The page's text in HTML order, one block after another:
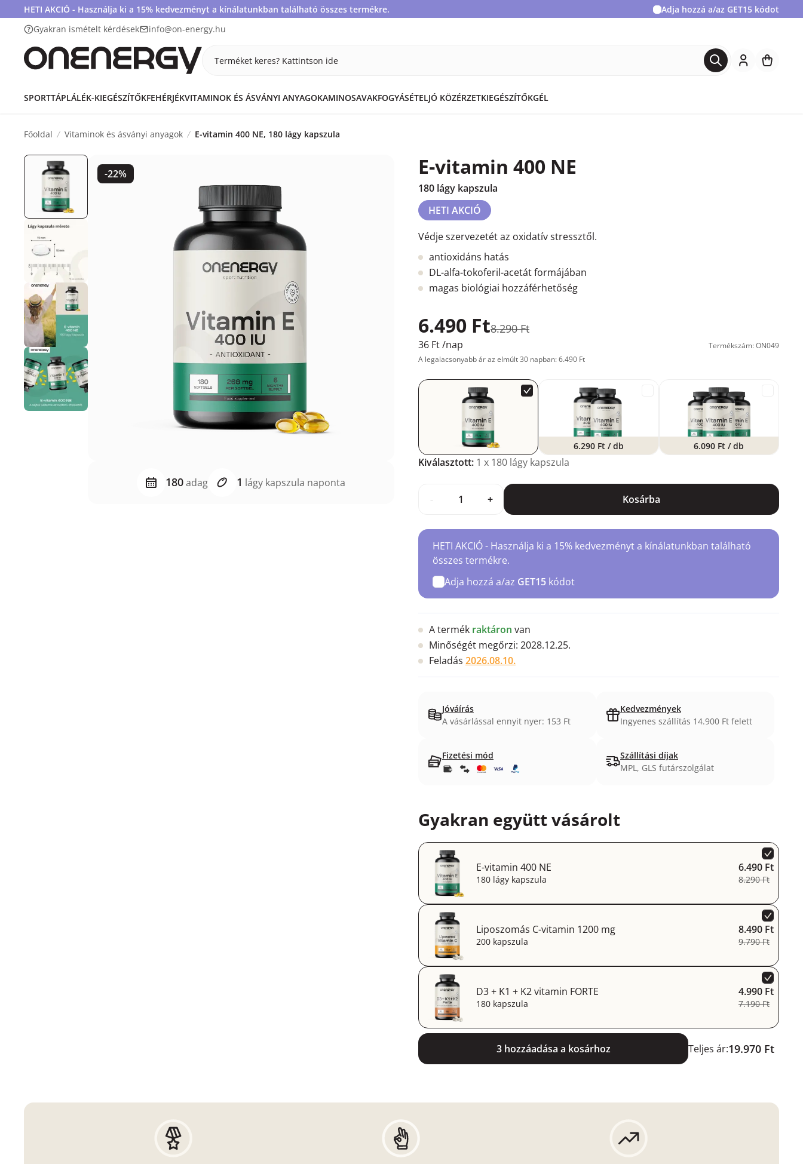
HETI AKCIÓ - Használja ki a 15% kedvezményt a kínálatunkban található összes termékre. Adja hozzá a/az GET15 kódot
Gyakran ismételt kérdések
info@on-energy.hu
Terméket keres? Kattintson ide
SPORTTÁPLÁLÉK-KIEGÉSZÍTŐKFEHÉRJÉKVITAMINOK ÉS ÁSVÁNYI ANYAGOKAMINOSAVAKFOGYÁSÉTELJÓ KÖZÉRZETKIEGÉSZÍTŐKGÉL
Főoldal Vitaminok és ásványi anyagok E-vitamin 400 NE, 180 lágy kapszula
-22%
180adag 1 lágy kapszula naponta
E-vitamin 400 NE
180 lágy kapszula
HETI AKCIÓ
Védje szervezetét az oxidatív stressztől.
antioxidáns hatás
DL-alfa-tokoferil-acetát formájában
magas biológiai hozzáférhetőség
6.490 Ft8.290 Ft
36 Ft/nap
Termékszám: ON049
A legalacsonyabb ár az elmúlt 30 napban: 6.490 Ft
6.290 Ft / db 6.090 Ft/ db
Kiválasztott: 1 x 180 lágy kapszula
+ Kosárba
HETI AKCIÓ - Használja ki a 15% kedvezményt a kínálatunkban található
összes termékre.
Adja hozzá a/az GET15 kódot
A termék raktáron van
Minőségét megőrzi: 2028.12.25.
Feladás 2026.08.10.
Jóváírás
A vásárlással ennyit nyer: 153 Ft
Kedvezmények
Ingyenes szállítás 14.900 Ft felett
Fizetési mód
Szállítási díjak
MPL, GLS futárszolgálat
Gyakran együtt vásárolt
E-vitamin 400 NE
180 lágy kapszula
6.490 Ft
8.290 Ft
Liposzomás C-vitamin 1200 mg
200 kapszula
8.490 Ft
9.790 Ft
D3 + K1 + K2 vitamin FORTE
180 kapszula
4.990 Ft
7.190 Ft
3 hozzáadása a kosárhoz Teljes ár:19.970 Ft